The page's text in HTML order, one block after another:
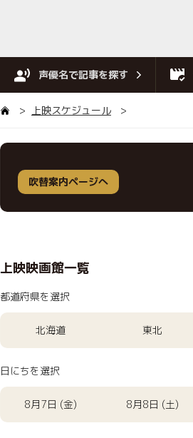
声優名で記事を探す
上映スケジュール
吹替案内ページへ
上映映画館一覧
都道府県を選択
北海道 東北
日にちを選択
8月7日 (金) 8月8日 (土)